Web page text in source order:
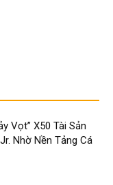
Vọt” X50 Tài Sản
Nhờ Nền Tảng Cá